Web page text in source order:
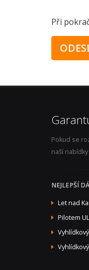
Při
Pokud se
naší
NEJLEPŠÍ
Let nad
Pilotem